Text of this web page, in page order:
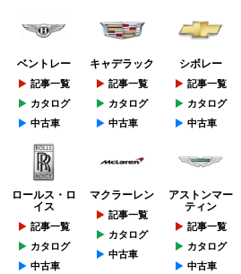
ベントレー
記事一覧
カタログ
中古車
キャデラック
記事一覧
カタログ
中古車
シボレー
記事一覧
カタログ
中古車
ロールス・ロ
イス
記事一覧
カタログ
中古車
マクラーレン
記事一覧
カタログ
中古車
アストンマー
ティン
記事一覧
カタログ
中古車